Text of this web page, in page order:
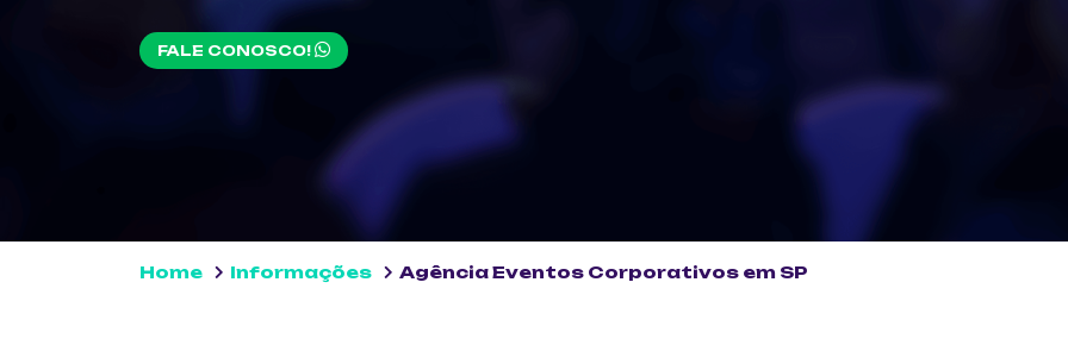
FALE CONOSCO!
Home Informações Agência Eventos Corporativos em SP